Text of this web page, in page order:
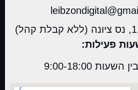
פעילות:
9:00-18:00